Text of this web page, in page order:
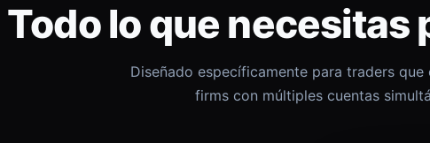
Todo lo que necesitas
Diseñado específicamente para traders que
firms con múltiples cuentas